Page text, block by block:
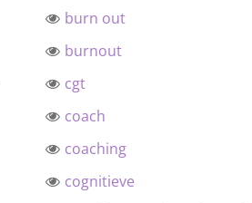
burn out
burnout
cgt
coach
coaching
cognitieve